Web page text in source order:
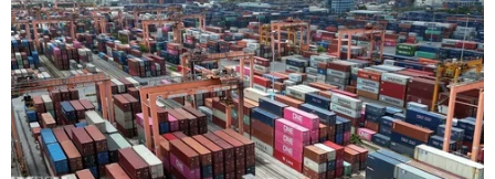
Bảo tàng Aga Khan. (Nguồn: CBC)
Bảo tàng Aga Khan và trung tâm văn hóa
Ismaili sẽ được mở cửa tại Toronto, Canada, vào
ngày 18/9, và sẽ là bảo tàng nghệ thuật Hồi giáo